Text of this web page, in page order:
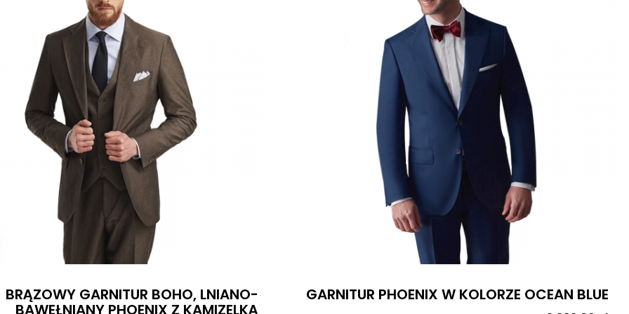
BRĄZOWY GARNITUR BOHO, LNIANO-
BAWEŁNIANY PHOENIX Z KAMIZELKĄ
GARNITUR PHOENIX W KOLORZE OCEAN BLUE